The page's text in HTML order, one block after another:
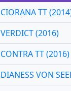
CIORANA TT
VERDICT (2016)
CONTRA TT (2016)
DIANESS VON